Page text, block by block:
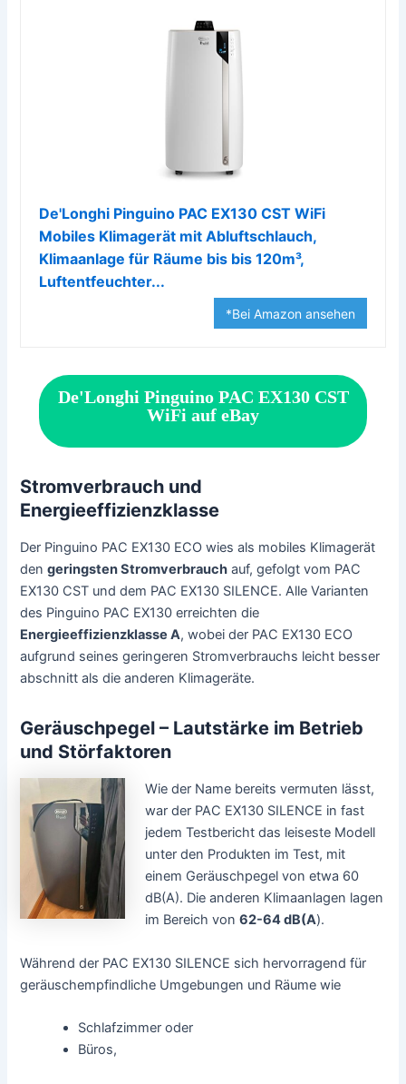
De'Longhi Pinguino PAC EX130 CST WiFi
Mobiles Klimagerät mit Abluftschlauch,
Klimaanlage für Räume bis bis 120m³,
Luftentfeuchter...
*Bei Amazon ansehen
De'Longhi Pinguino PAC EX130 CST
WiFi auf eBay
Stromverbrauch und
Energieeffizienzklasse
Der Pinguino PAC EX130 ECO wies als mobiles Klimagerät
dengeringsten Stromverbrauch auf, gefolgt vom PAC
EX130 CST und dem PAC EX130 SILENCE. Alle Varianten
des Pinguino PAC EX130 erreichten die
Energieeffizienzklasse A, wobei der PAC EX130 ECO
aufgrund seines geringeren Stromverbrauchs leicht besser
abschnitt als die anderen Klimageräte.
Geräuschpegel – Lautstärke im Betrieb
und Störfaktoren
Wie der Name bereits vermuten lässt,
war der PAC EX130 SILENCE in fast
jedem Testbericht das leiseste Modell
unter den Produkten im Test, mit
einem Geräuschpegel von etwa 60
dB(A). Die anderen Klimaanlagen lagen
im Bereich von62-64 dB(A).
Während der PAC EX130 SILENCE sich hervorragend für
geräuschempfindliche Umgebungen und Räume wie
Schlafzimmer oder
Büros,